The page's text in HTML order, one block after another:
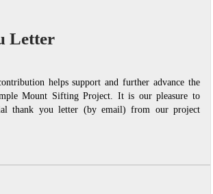
Letter
helps support and further advance the
Mount Sifting Project. It is our pleasure to
thank you letter (by email) from our project